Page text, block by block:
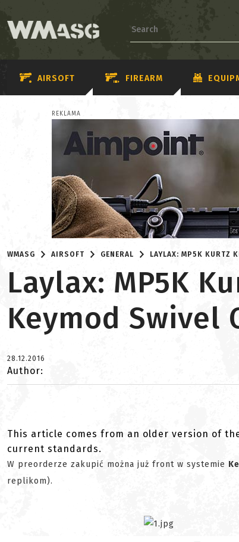
AIRSOFT FIREARM
REKLAMA
WMASG AIRSOFT GENERAL LAYLAX: MP5K KURTZ
Laylax: MP5K
Keymod Swivel
28.12.2016
Author:
This article comes from an older version of
current standards.
W preorderze zakupić można już front w systemie
replikom).